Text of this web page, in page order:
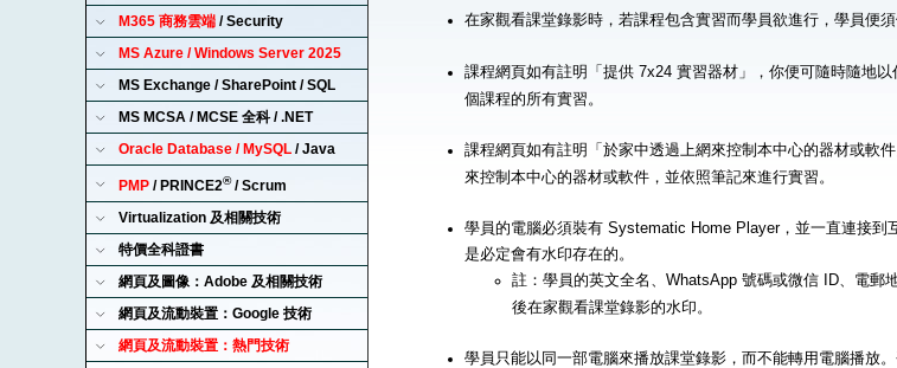
M365 商務雲端 / Security
MS Azure / Windows Server 2025
MS Exchange / SharePoint / SQL
MS MCSA / MCSE 全科 / .NET
Oracle Database / MySQL / Java
PMP / PRINCE2®/ Scrum
Virtualization 及相關技術
特價全科證書
網頁及圖像：Adobe 及相關技術
網頁及流動裝置：Google 技術
網頁及流動裝置：熱門技術
在家觀看課堂錄影時，若課程包含實習而學員欲進行，學員便須
課程網頁如有註明「提供 7x24 實習器材」，你便可隨時隨地
個課程的所有實習。
課程網頁如有註明「於家中透過上網來控制本中心的器材或軟
來控制本中心的器材或軟件，並依照筆記來進行實習。
學員的電腦必須裝有 Systematic Home Player，並一直連接
是必定會有水印存在的。
註：學員的英文全名、WhatsApp 號碼或微信 ID、電郵
後在家觀看課堂錄影的水印。
學員只能以同一部電腦來播放課堂錄影，而不能轉用電腦播放